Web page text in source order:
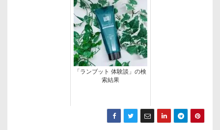
「ランブット 体験談」の検
索結果